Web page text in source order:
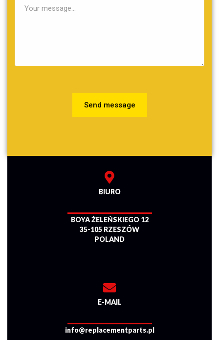
Send message
BIURO
BOYA ŻELEŃSKIEGO 12
35-105 RZESZÓW
POLAND
E-MAIL
info@replacementparts.pl